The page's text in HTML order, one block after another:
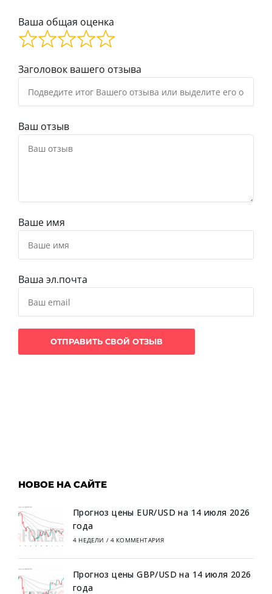
Ваша общая оценка
Заголовок вашего отзыва
Ваш отзыв
Ваше имя
Ваша эл.почта
НОВОЕ НА САЙТЕ
Прогноз цены EUR/USD на 14 июля 2026
года
4 НЕДЕЛИ / 4 КОММЕНТАРИЯ
Прогноз цены GBP/USD на 14 июля 2026
года